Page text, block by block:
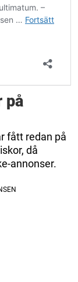
på
fått redan på
då
annonser.